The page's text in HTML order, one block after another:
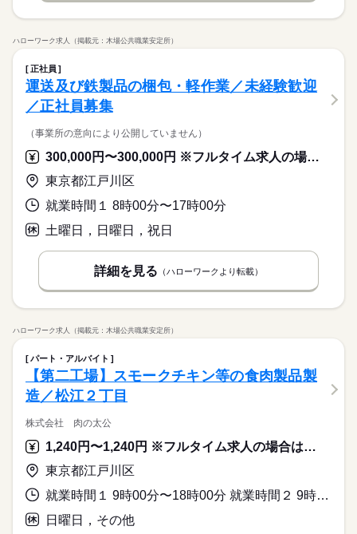
ハローワーク求人（掲載元：木場公共職業安定所）
正社員
運送及び鉄製品の梱包・軽作業／未経験歓迎
／正社員募集
（事業所の意向により公開していません）
300,000円〜300,000円 ※フルタイム求人の場合は月額（換算額）、パート求人の場合は時間額を表示しています。
東京都江戸川区
就業時間１ 8時00分〜17時00分
土曜日，日曜日，祝日
詳細を見る （ハローワークより転載）
ハローワーク求人（掲載元：木場公共職業安定所）
パート・アルバイト
【第二工場】スモークチキン等の食肉製品製
造／松江２丁目
株式会社 肉の太公
1,240円〜1,240円 ※フルタイム求人の場合は月額（換算額）、パート求人の場合は時間額を表示しています。
東京都江戸川区
就業時間１ 9時00分〜18時00分 就業時間２ 9時00分〜14時00分 又は 9時00分〜18時00分の時間の間の4時間以上 就業時間に関する特記事項 （１）（２）選択可
日曜日，その他